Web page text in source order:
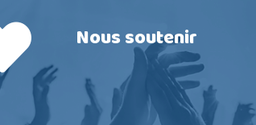
Nous soutenir